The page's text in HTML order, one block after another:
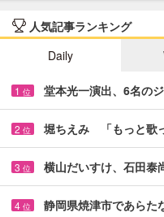
人気記事ランキング
Daily
1 位 堂本光一演出、6名の
2 位 堀ちえみ 「もっと歌
3 位 横山だいすけ、石田
4 位 静岡県焼津市であら